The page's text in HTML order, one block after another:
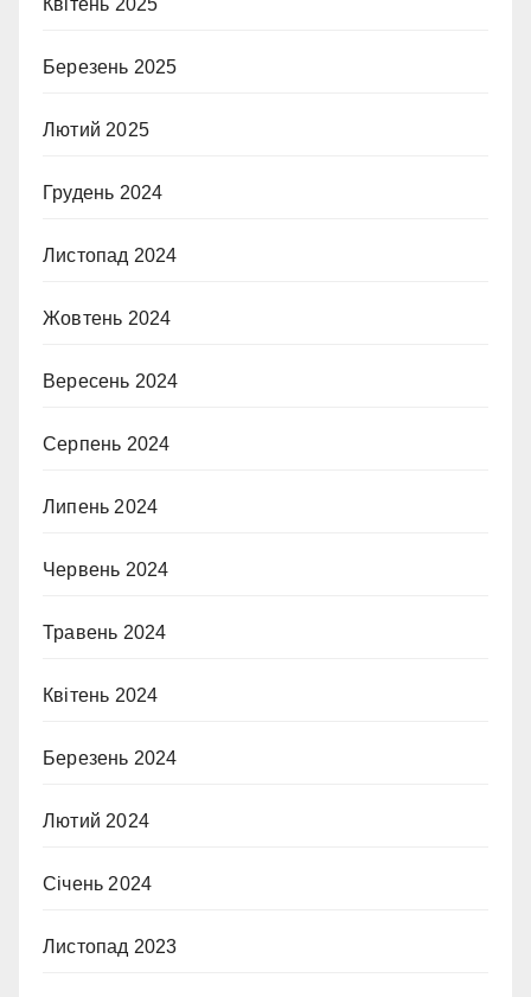
Березень 2025
Лютий 2025
Грудень 2024
Листопад 2024
Жовтень 2024
Вересень 2024
Серпень 2024
Липень 2024
Червень 2024
Травень 2024
Квітень 2024
Березень 2024
Лютий 2024
Січень 2024
Листопад 2023